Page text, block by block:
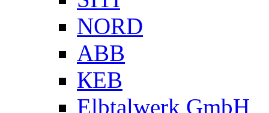
NORD
ABB
КЕВ
Elbtalwerk GmbH